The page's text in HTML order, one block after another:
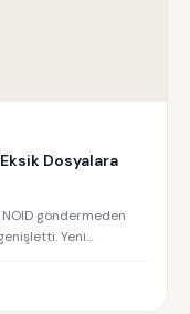
Dosyalara
göndermeden
Yeni